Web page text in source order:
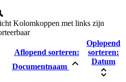
Kolomkoppen met links zijn
Aflopend sorteren:
Documentnaam
Oplopend
sorteren:
Datum